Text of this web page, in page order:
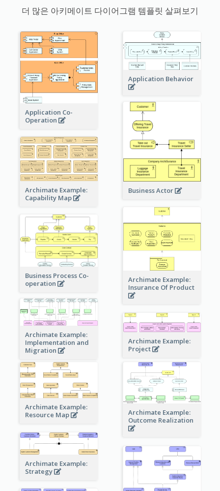
더 많은 아키메이트 다이어그램 템플릿 살펴보기
Application Co-
Operation
Application Behavior
Business Actor
Archimate Example:
Capability Map
Archimate Example:
Insurance Of Product
Business Process Co-
operation
Archimate Example:
Implementation and
Migration
Archimate Example:
Project
Archimate Example:
Resource Map
Archimate Example:
Outcome Realization
Archimate Example:
Strategy